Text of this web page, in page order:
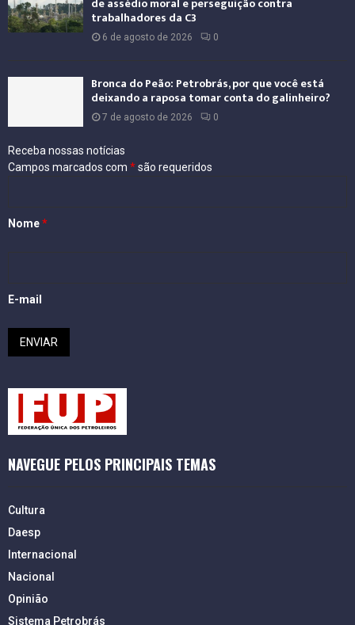
trabalhadores da C3
6 de agosto de 2026 0
Bronca do Peão: Petrobrás, por que você está
deixando a raposa tomar conta do galinheiro?
7 de agosto de 2026 0
Receba nossas notícias
Campos marcados com *são requeridos
Nome*
E-mail
NAVEGUE PELOS PRINCIPAIS TEMAS
Cultura
Daesp
Internacional
Nacional
Opinião
Sistema Petrobrás